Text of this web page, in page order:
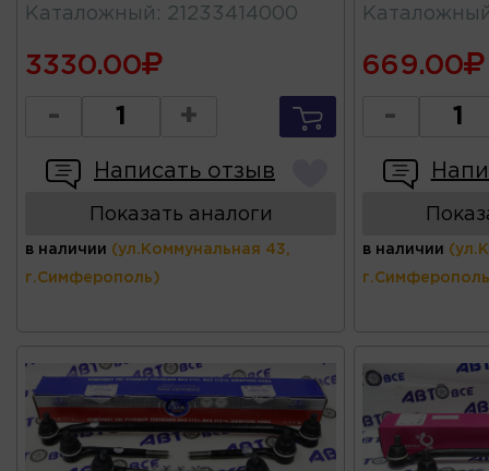
Каталожный : 21233414000
3330.00
- +
Написать отзыв
Показать аналоги
в наличии (ул.Коммунальная 43,
г.Симферополь)
669.00
-
в наличии